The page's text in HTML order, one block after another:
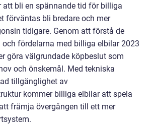
att bli en spännande tid för billiga
förväntas bli bredare och mer
tidigare. Genom att förstå de
och fördelarna med billiga elbilar 2023
göra välgrundade köpbeslut som
och önskemål. Med tekniska
tillgänglighet av
kommer billiga elbilar att spela
främja övergången till ett mer